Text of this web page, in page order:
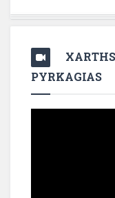
PYRKAGIAS